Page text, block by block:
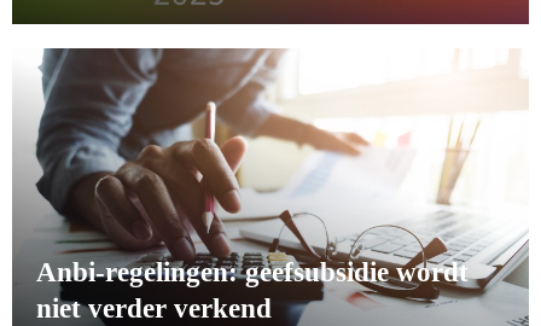
Anbi-regelingen: geefsubsidie wordt
niet verder verkend